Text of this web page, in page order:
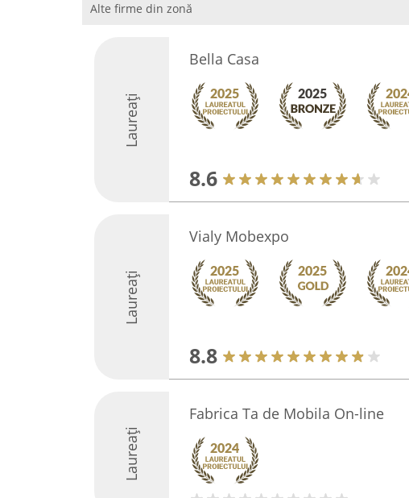
Alte firme din zonă
Laureați
Bella Casa
8.6
Laureați
Vialy Mobexpo
8.8
Laureați
Fabrica Ta de Mobila On-line